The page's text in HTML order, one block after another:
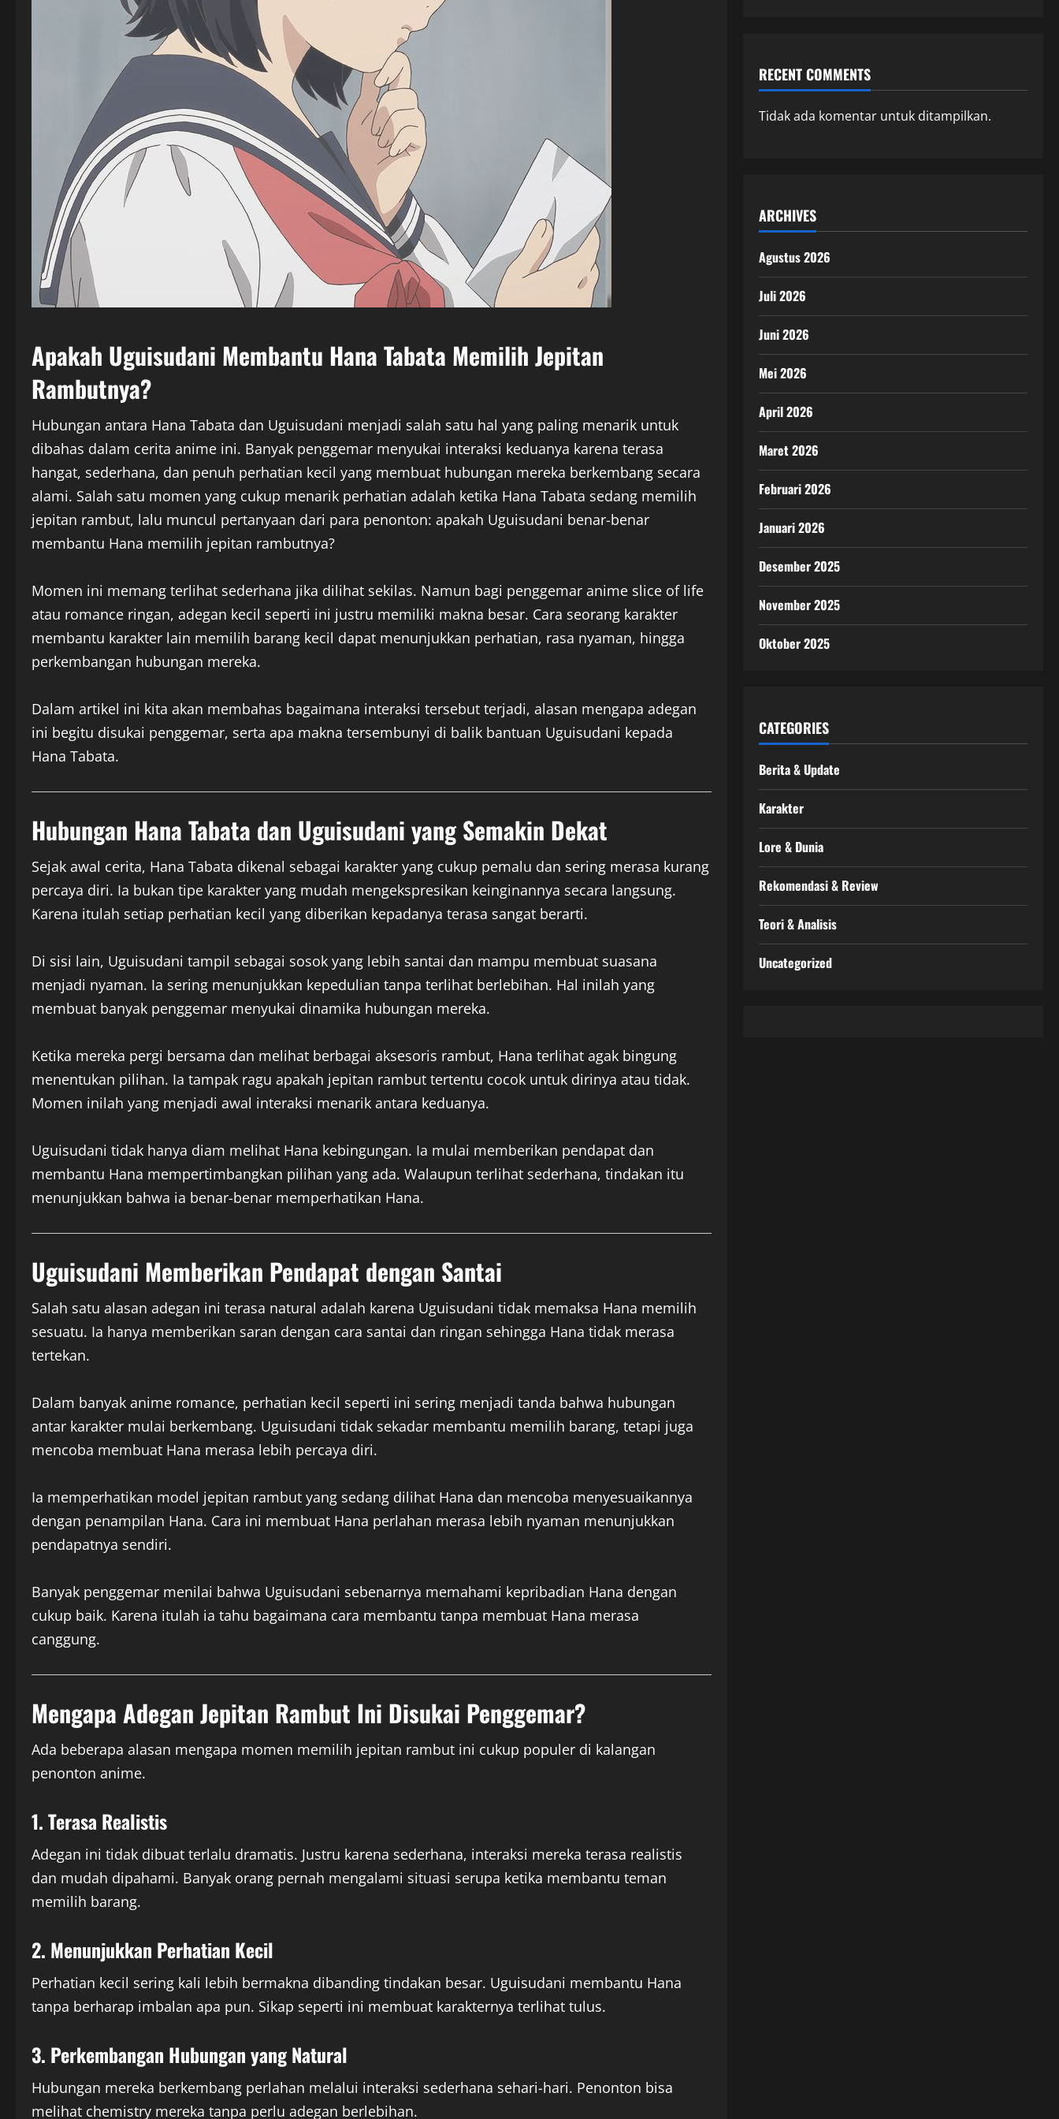
Apakah Uguisudani Membantu Hana Tabata Memilih Jepitan
Rambutnya?
Hubungan antara Hana Tabata dan Uguisudani menjadi salah satu hal yang paling menarik untuk
dibahas dalam cerita anime ini. Banyak penggemar menyukai interaksi keduanya karena terasa
hangat, sederhana, dan penuh perhatian kecil yang membuat hubungan mereka berkembang secara
alami. Salah satu momen yang cukup menarik perhatian adalah ketika Hana Tabata sedang memilih
jepitan rambut, lalu muncul pertanyaan dari para penonton: apakah Uguisudani benar-benar
membantu Hana memilih jepitan rambutnya?
Momen ini memang terlihat sederhana jika dilihat sekilas. Namun bagi penggemar anime slice of life
atau romance ringan, adegan kecil seperti ini justru memiliki makna besar. Cara seorang karakter
membantu karakter lain memilih barang kecil dapat menunjukkan perhatian, rasa nyaman, hingga
perkembangan hubungan mereka.
Dalam artikel ini kita akan membahas bagaimana interaksi tersebut terjadi, alasan mengapa adegan
ini begitu disukai penggemar, serta apa makna tersembunyi di balik bantuan Uguisudani kepada
Hana Tabata.
Hubungan Hana Tabata dan Uguisudani yang Semakin Dekat
Sejak awal cerita, Hana Tabata dikenal sebagai karakter yang cukup pemalu dan sering merasa kurang
percaya diri. Ia bukan tipe karakter yang mudah mengekspresikan keinginannya secara langsung.
Karena itulah setiap perhatian kecil yang diberikan kepadanya terasa sangat berarti.
Di sisi lain, Uguisudani tampil sebagai sosok yang lebih santai dan mampu membuat suasana
menjadi nyaman. Ia sering menunjukkan kepedulian tanpa terlihat berlebihan. Hal inilah yang
membuat banyak penggemar menyukai dinamika hubungan mereka.
Ketika mereka pergi bersama dan melihat berbagai aksesoris rambut, Hana terlihat agak bingung
menentukan pilihan. Ia tampak ragu apakah jepitan rambut tertentu cocok untuk dirinya atau tidak.
Momen inilah yang menjadi awal interaksi menarik antara keduanya.
Uguisudani tidak hanya diam melihat Hana kebingungan. Ia mulai memberikan pendapat dan
membantu Hana mempertimbangkan pilihan yang ada. Walaupun terlihat sederhana, tindakan itu
menunjukkan bahwa ia benar-benar memperhatikan Hana.
Uguisudani Memberikan Pendapat dengan Santai
Salah satu alasan adegan ini terasa natural adalah karena Uguisudani tidak memaksa Hana memilih
sesuatu. Ia hanya memberikan saran dengan cara santai dan ringan sehingga Hana tidak merasa
tertekan.
Dalam banyak anime romance, perhatian kecil seperti ini sering menjadi tanda bahwa hubungan
antar karakter mulai berkembang. Uguisudani tidak sekadar membantu memilih barang, tetapi juga
mencoba membuat Hana merasa lebih percaya diri.
Ia memperhatikan model jepitan rambut yang sedang dilihat Hana dan mencoba menyesuaikannya
dengan penampilan Hana. Cara ini membuat Hana perlahan merasa lebih nyaman menunjukkan
pendapatnya sendiri.
Banyak penggemar menilai bahwa Uguisudani sebenarnya memahami kepribadian Hana dengan
cukup baik. Karena itulah ia tahu bagaimana cara membantu tanpa membuat Hana merasa
canggung.
Mengapa Adegan Jepitan Rambut Ini Disukai Penggemar?
Ada beberapa alasan mengapa momen memilih jepitan rambut ini cukup populer di kalangan
penonton anime.
1. Terasa Realistis
Adegan ini tidak dibuat terlalu dramatis. Justru karena sederhana, interaksi mereka terasa realistis
dan mudah dipahami. Banyak orang pernah mengalami situasi serupa ketika membantu teman
memilih barang.
2. Menunjukkan Perhatian Kecil
Perhatian kecil sering kali lebih bermakna dibanding tindakan besar. Uguisudani membantu Hana
tanpa berharap imbalan apa pun. Sikap seperti ini membuat karakternya terlihat tulus.
3. Perkembangan Hubungan yang Natural
Hubungan mereka berkembang perlahan melalui interaksi sederhana sehari-hari. Penonton bisa
melihat chemistry mereka tanpa perlu adegan berlebihan.
RECENT COMMENTS
Tidak ada komentar untuk ditampilkan.
ARCHIVES
Agustus 2026
Juli 2026
Juni 2026
Mei 2026
April 2026
Maret 2026
Februari 2026
Januari 2026
Desember 2025
November 2025
Oktober 2025
CATEGORIES
Berita & Update
Karakter
Lore & Dunia
Rekomendasi & Review
Teori & Analisis
Uncategorized